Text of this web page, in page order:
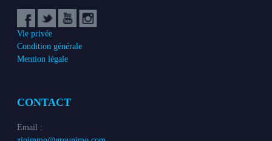
Vie privée
Condition générale
Mention légale
CONTACT
Email :